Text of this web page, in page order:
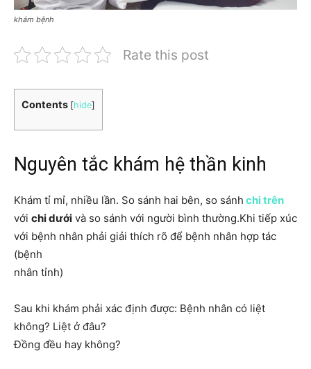
khám bệnh
Rate this post
Contents [hide]
Nguyên tắc khám hệ thần kinh
Khám tỉ mỉ, nhiều lần. So sánh hai bên, so sánh chi trên
với chi dưới và so sánh với người bình thường.Khi tiếp xúc
với bệnh nhân phải giải thích rõ để bệnh nhân hợp tác
(bệnh
nhân tỉnh)
Sau khi khám phải xác định được: Bệnh nhân có liệt
không? Liệt ở đâu?
Đồng đều hay không?